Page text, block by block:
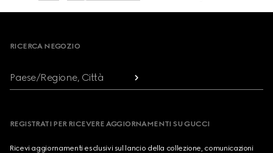
RICERCA NEGOZIO
Paese/Regione, Città
REGISTRATI PER RICEVERE AGGIORNAMENTI SU GUCCI
Ricevi aggiornamenti esclusivi sul lancio della collezione, comunicazioni